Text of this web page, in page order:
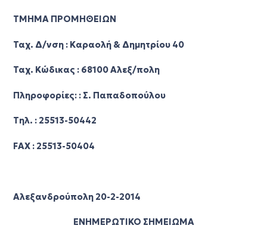
ΤΜΗΜΑ ΠΡΟΜΗΘΕΙΩΝ
Ταχ. Δ/νση : Καραολή & Δημητρίου 40
Ταχ. Κώδικας : 68100 Αλεξ/πολη
Πληροφορίες: : Σ. Παπαδοπούλου
Τηλ. : 25513-50442
FAX : 25513-50404
Αλεξανδρούπολη 20-2-2014
ΕΝΗΜΕΡΩΤΙΚΟ ΣΗΜΕΙΩΜΑ